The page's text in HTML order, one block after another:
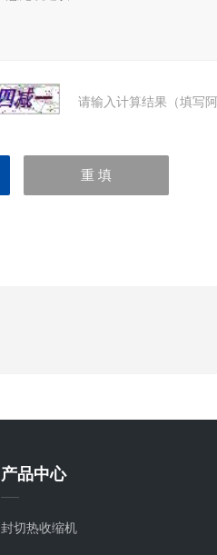
请输入计算结果（填写
产品中心
封切热收缩机